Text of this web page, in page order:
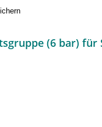
(6 bar) für